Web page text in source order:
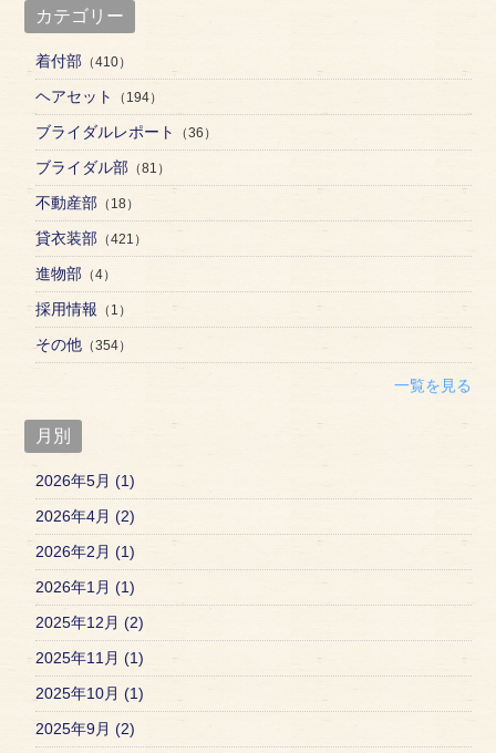
カテゴリー
着付部 （410）
ヘアセット （194）
ブライダルレポート （36）
ブライダル部 （81）
不動産部 （18）
貸衣装部 （421）
進物部 （4）
採用情報 （1）
その他 （354）
一覧を見る
月別
2026年5月 (1)
2026年4月 (2)
2026年2月 (1)
2026年1月 (1)
2025年12月 (2)
2025年11月 (1)
2025年10月 (1)
2025年9月 (2)